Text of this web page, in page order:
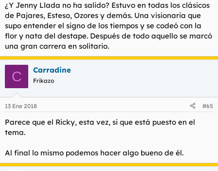
¿Y Jenny Llada no ha salido? Estuvo en todas los clásicos
de Pajares, Esteso, Ozores y demás. Una visionaria que
supo entender el signo de los tiempos y se codeó con la
flor y nata del destape. Después de todo aquello se marcó
una gran carrera en solitario.
C Carradine
Frikazo
13 Ene 2018 #65
Parece que el Ricky, esta vez, si que está puesto en el
tema.
Al final lo mismo podemos hacer algo bueno de él.